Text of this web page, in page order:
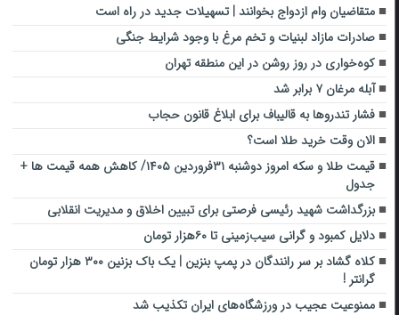
متقاضیان وام ازدواج بخوانند | تسهیلات جدید در راه است
صادرات مازاد لبنیات و تخم مرغ با وجود شرایط جنگی
کوه‌خواری در روز روشن در این منطقه تهران
آبله مرغان ۷ برابر شد
فشار تندروها به قالیباف برای ابلاغ قانون حجاب
الان وقت خرید طلا است؟
قیمت طلا و سکه امروز دوشنبه ۳۱فروردین ۱۴۰۵/ کاهش همه قیمت ها +
جدول
بزرگداشت شهید رئیسی فرصتی برای تبیین اخلاق و مدیریت انقلابی
دلایل کمبود و گرانی سیب‌زمینی تا ۶۰هزار تومان
کلاه گشاد بر سر رانندگان در پمپ بنزین | یک باک بزنین ۳۰۰ هزار تومان
گرانتر !
ممنوعیت عجیب در ورزشگاه‌های ایران تکذیب شد